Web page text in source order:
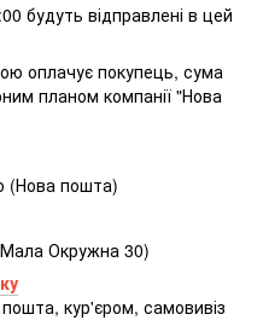
будуть відправлені в цей
оплачує покупець, сума
планом компанії "Нова
(Нова пошта)
Мала Окружна 30)
кур'єром, самовивіз